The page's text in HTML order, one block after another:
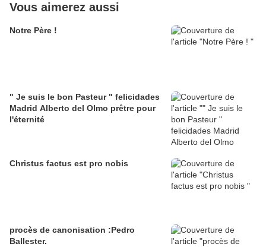
Vous aimerez aussi
Notre Père !
" Je suis le bon Pasteur " felicidades
Madrid Alberto del Olmo prêtre pour
l'éternité
Christus factus est pro nobis
procès de canonisation :Pedro
Ballester.